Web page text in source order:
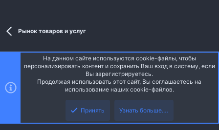
Рынок товаров и услуг
Обратная связь
Условия и правила Политика конфиденциальности
Style and add-ons by ThemeHouse
Перевод от Jumuro ®
Запросы 14 Время 0.0831s Память 3.53MB
Верх
На данном сайте используются cookie-файлы, чтобы
персонализировать контент и сохранить Ваш вход в систему, если
Вы зарегистрируетесь.
Продолжая использовать этот сайт, Вы соглашаетесь на
использование наших cookie-файлов.
Принять Узнать больше.…